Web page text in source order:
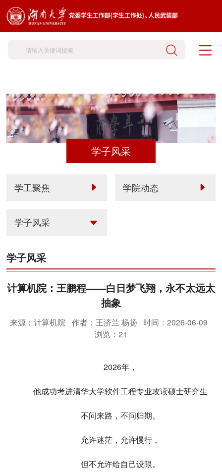
学子风采
学工聚焦 学院动态
学子风采
学子风采
计算机院：王鹏程——白日梦飞翔，永不太远太
抽象
来源：计算机院 作者：王济兰 杨扬
时间：2026-06-09
浏览： 21
2026年，
他成功考进清华大学软件工程专业攻读硕士研究生
不问来路，不问归期。
允许迷茫，允许慢行，
但不允许给自己设限。